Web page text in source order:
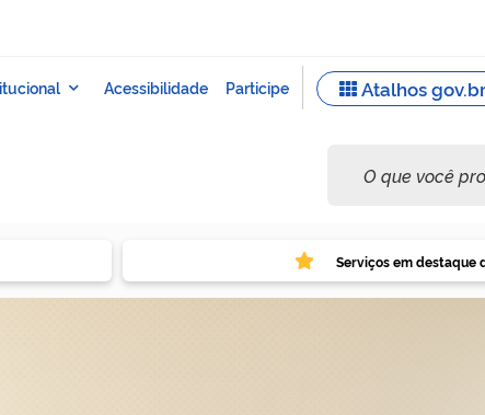
Serviços em destaque